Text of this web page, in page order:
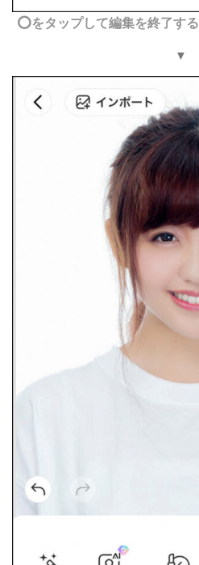
⭕️をタップして編集を終了する
▼